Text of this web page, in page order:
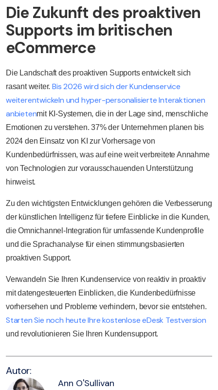
Die Zukunft des proaktiven
Supports im britischen
eCommerce
Die Landschaft des proaktiven Supports entwickelt sich
rasant weiter. Bis 2026 wird sich der Kundenservice
weiterentwickeln und hyper-personalisierte Interaktionen
anbietenmit KI-Systemen, die in der Lage sind, menschliche
Emotionen zu verstehen. 37% der Unternehmen planen bis
2024 den Einsatz von KI zur Vorhersage von
Kundenbedürfnissen, was auf eine weit verbreitete Annahme
von Technologien zur vorausschauenden Unterstützung
hinweist.
Zu den wichtigsten Entwicklungen gehören die Verbesserung
der künstlichen Intelligenz für tiefere Einblicke in die Kunden,
die Omnichannel-Integration für umfassende Kundenprofile
und die Sprachanalyse für einen stimmungsbasierten
proaktiven Support.
Verwandeln Sie Ihren Kundenservice von reaktiv in proaktiv
mit datengesteuerten Einblicken, die Kundenbedürfnisse
vorhersehen und Probleme verhindern, bevor sie entstehen.
Starten Sie noch heute Ihre kostenlose eDesk Testversion
und revolutionieren Sie Ihren Kundensupport.
Autor:
Ann O'Sullivan